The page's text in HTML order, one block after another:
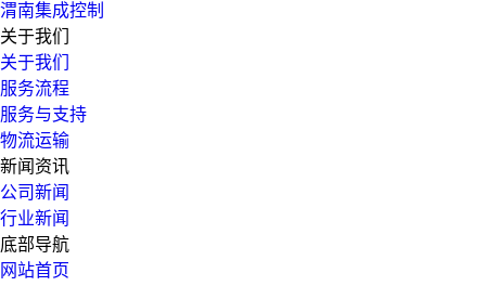
渭南集成控制
关于我们
关于我们
服务流程
服务与支持
物流运输
新闻资讯
公司新闻
行业新闻
底部导航
网站首页